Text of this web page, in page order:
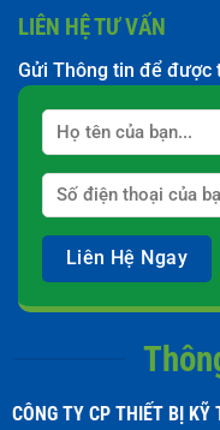
LIÊN HỆ TƯ VẤN
Gửi Thông tin để được
CÔNG TY CP THIẾT BỊ